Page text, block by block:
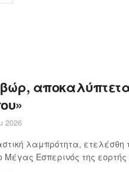
2026
λαμπρότητα, ετελέσθη
Εσπερινός της